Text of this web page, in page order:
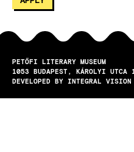
PETŐFI LITERARY MUSEUM
1053
BUDAPEST
KÁROLYI UTCA
DEVELOPED BY INTEGRAL VISION